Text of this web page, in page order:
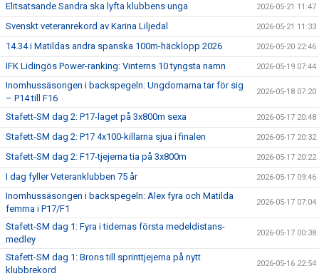
Elitsatsande Sandra ska lyfta klubbens unga 2026-05-21 11:47
Svenskt veteranrekord av Karina Liljedal 2026-05-21 11:33
14.34 i Matildas andra spanska 100m-häcklopp 2026 2026-05-20 22:46
IFK Lidingös Power-ranking: Vinterns 10 tyngsta namn 2026-05-19 07:44
Inomhussäsongen i backspegeln: Ungdomarna tar för sig
– P14 till F16
2026-05-18 07:20
Stafett-SM dag 2: P17-laget på 3x800m sexa 2026-05-17 20:48
Stafett-SM dag 2: P17 4x100-killarna sjua i finalen 2026-05-17 20:32
Stafett-SM dag 2: F17-tjejerna tia på 3x800m 2026-05-17 20:22
I dag fyller Veteranklubben 75 år 2026-05-17 09:46
Inomhussäsongen i backspegeln: Alex fyra och Matilda
femma i P17/F1
2026-05-17 07:04
Stafett-SM dag 1: Fyra i tidernas första medeldistans-
medley
2026-05-17 00:38
Stafett-SM dag 1: Brons till sprinttjejerna på nytt
klubbrekord
2026-05-16 22:54